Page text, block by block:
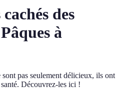
des
à
sont pas seulement délicieux, ils ont
Découvrez-les ici !